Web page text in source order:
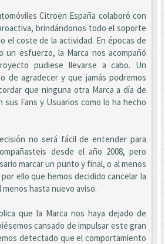
Citroën España colaboró con
brindándonos todo el soporte
el coste de la actividad. En épocas de
un esfuerzo, la Marca nos acompañó
pudiese llevarse a cabo. Un
de agradecer y que jamás podremos
que ninguna otra Marca a día de
sus Fans y Usuarios como lo ha hecho
no será fácil de entender para
desde el año 2008, pero
marcar un punto y final, o al menos
ello que hemos decidido cancelar la
hasta nuevo aviso.
que la Marca nos haya dejado de
cansado de impulsar este gran
detectado que el comportamiento